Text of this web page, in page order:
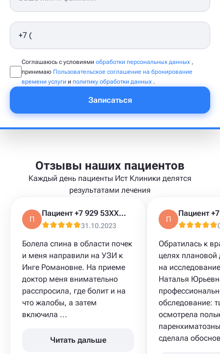
Соглашаюсь с условиями обработки персональных данных ,
принимаю Пользовательское соглашение на бронирование
времени услуги и политику обработки данных .
Записаться
Отзывы наших пациентов
Каждый день пациенты Ист Клиники делятся
результатами лечения
П
Пациент +7 929 53XXXXX
31.10.2023
Болела спина в области почек
и меня направили на УЗИ​ к
Инге Романовне. На приеме
доктор меня внимательно
расспросила, где болит и на
что жалобы, а затем
включила ...
Читать дальше
П
Обратилась к
целях плановой
на
Наталья
обследование:
осмотрела
сделала